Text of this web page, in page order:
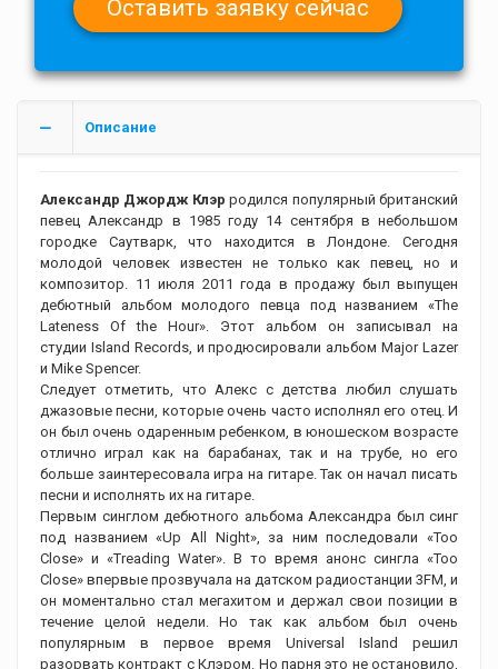
Описание
Александр Джордж Клэр родился популярный британский
певец Александр в 1985 году 14 сентября в небольшом
городке Саутварк, что находится в Лондоне. Сегодня
молодой человек известен не только как певец, но и
композитор. 11 июля 2011 года в продажу был выпущен
дебютный альбом молодого певца под названием «The
Lateness Of the Hour». Этот альбом он записывал на
студии Island Records, и продюсировали альбом Major Lazer
и Mike Spencer.
Следует отметить, что Алекс с детства любил слушать
джазовые песни, которые очень часто исполнял его отец. И
он был очень одаренным ребенком, в юношеском возрасте
отлично играл как на барабанах, так и на трубе, но его
больше заинтересовала игра на гитаре. Так он начал писать
песни и исполнять их на гитаре.
Первым синглом дебютного альбома Александра был синг
под названием «Up All Night», за ним последовали «Too
Close» и «Treading Water». В то время анонс сингла «Too
Close» впервые прозвучала на датском радиостанции 3FM, и
он моментально стал мегахитом и держал свои позиции в
течение целой недели. Но так как альбом был очень
популярным в первое время Universal Island решил
разорвать контракт с Клэром. Но парня это не остановило,